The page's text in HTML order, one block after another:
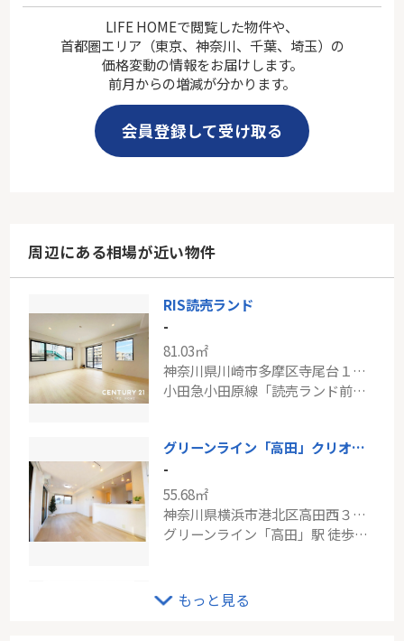
LIFE HOMEで閲覧した物件や、
首都圏エリア（東京、神奈川、千葉、埼玉）の
価格変動の情報をお届けします。
前月からの増減が分かります。
会員登録して受け取る
周辺にある相場が近い物件
RIS読売ランド
-
81.03㎡
神奈川県川崎市多摩区寺尾台１丁目
小田急小田原線「読売ランド前」駅 徒歩13分
グリーンライン「高田」クリオ綱島壱番館
-
55.68㎡
神奈川県横浜市港北区高田西３丁目
グリーンライン「高田」駅 徒歩10分
-
もっと見る